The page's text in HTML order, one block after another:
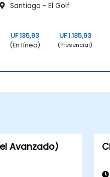
Santiago - El Golf
UF 135,93
(En línea)
UF 1.135,93
(Presencial)
Avanzado)